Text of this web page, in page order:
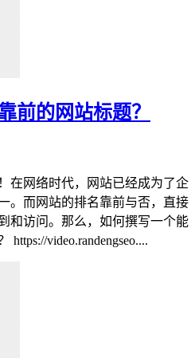
前的网站标题？
在网络时代，网站已经成为了企
。而网站的排名靠前与否，直接
和访问。那么，如何撰写一个能
video.randengseo....